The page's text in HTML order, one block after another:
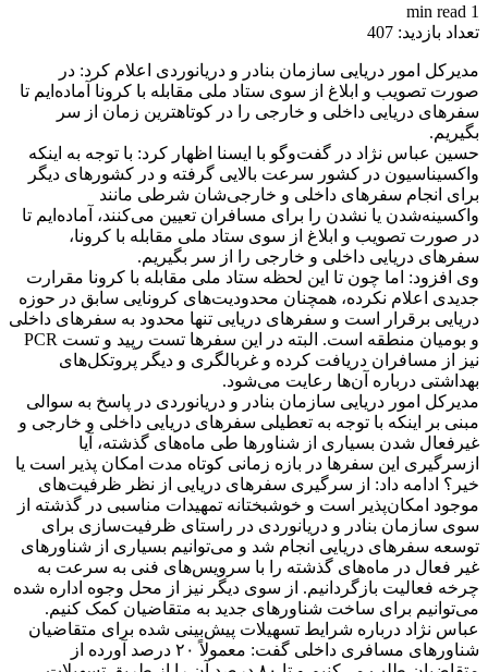
1 min read
تعداد بازدید: 407
مدیرکل امور دریایی سازمان بنادر و دریانوردی اعلام کرد: در
صورت تصویب و ابلاغ از سوی ستاد ملی مقابله با کرونا آماده‌ایم تا
سفرهای دریایی داخلی و خارجی را در کوتاهترین زمان از سر
بگیریم.
حسین عباس نژاد در گفت‌وگو با ایسنا اظهار کرد: با توجه به اینکه
واکسیناسیون در کشور سرعت بالایی گرفته و در کشورهای دیگر
برای انجام سفرهای داخلی و خارجی‌شان شرطی مانند
واکسینه‌شدن یا نشدن را برای مسافران تعیین می‌کنند، آماده‌ایم تا
در صورت تصویب و ابلاغ از سوی ستاد ملی مقابله با کرونا،
سفرهای دریایی داخلی و خارجی را از سر بگیریم.
وی افزود: اما چون تا این لحظه ستاد ملی مقابله با کرونا مقرارت
جدیدی اعلام نکرده، همچنان محدودیت‌های کرونایی سابق در حوزه
دریایی برقرار است و سفرهای دریایی تنها محدود به سفرهای داخلی
و بومیان منطقه است. البته در این سفرها تست رپید و تست PCR
نیز از مسافران دریافت کرده و غربالگری و دیگر پروتکل‌های
بهداشتی درباره آن‌ها رعایت می‌شود.
مدیرکل امور دریایی سازمان بنادر و دریانوردی در پاسخ به سوالی
مبنی بر اینکه با توجه به تعطیلی سفرهای دریایی داخلی و خارجی و
غیرفعال شدن بسیاری از شناورها طی ماه‌های گذشته، آیا
ازسرگیری این سفرها در بازه زمانی کوتاه مدت امکان پذیر است یا
خیر؟ ادامه داد: از سرگیری سفرهای دریایی از نظر ظرفیت‌های
موجود امکان‌پذیر است و خوشبختانه تمهیدات مناسبی در گذشته از
سوی سازمان بنادر و دریانوردی در راستای ظرفیت‌سازی برای
توسعه سفرهای دریایی انجام شد و می‌توانیم بسیاری از شناورهای
غیر فعال در ماه‌های گذشته را با سرویس‌های فنی به سرعت به
چرخه فعالیت بازگردانیم. از سوی دیگر نیز از محل وجوه اداره شده
می‌توانیم برای ساخت شناورهای جدید به متقاضیان کمک کنیم.
عباس نژاد درباره شرایط تسهیلات پیش‌بینی شده برای متقاضیان
شناورهای مسافری داخلی گفت: معمولاً ۲۰ درصد آورده از